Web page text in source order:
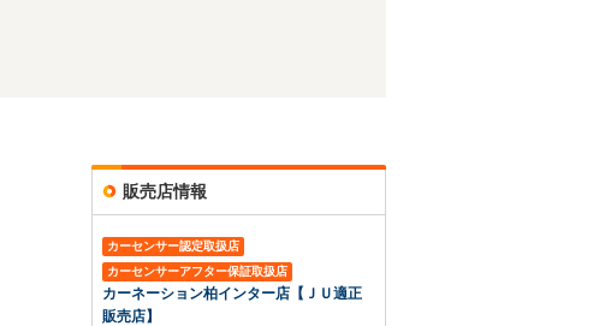
販売店情報
カーセンサー認定取扱店
カーセンサーアフター保証取扱店
カーネーション柏インター店【ＪＵ適正
販売店】